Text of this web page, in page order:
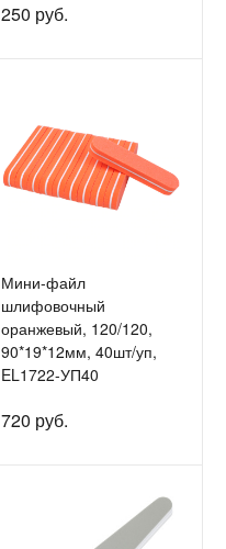
250 руб.
Мини-файл
шлифовочный
оранжевый, 120/120,
90*19*12мм, 40шт/уп,
EL1722-УП40
720 руб.